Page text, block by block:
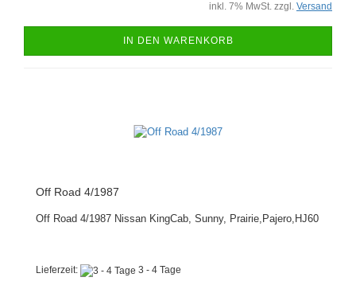
inkl. 7% MwSt. zzgl. Versand
IN DEN WARENKORB
Off Road 4/1987
Off Road 4/1987 Nissan KingCab, Sunny, Prairie,Pajero,HJ60
Lieferzeit: 3 - 4 Tage